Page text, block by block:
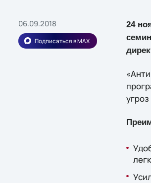
06.09.2018
Подписаться в MAX
24